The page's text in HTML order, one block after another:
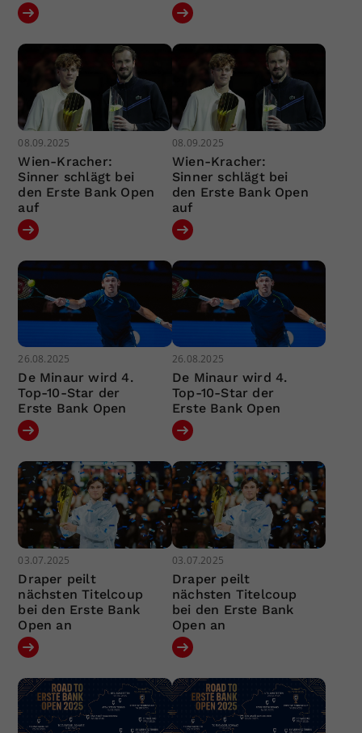
08.09.2025
Wien-Kracher:
Sinner schlägt bei
den Erste Bank Open
auf
08.09.2025
Wien-Kracher:
Sinner schlägt bei
den Erste Bank Open
auf
26.08.2025
De Minaur wird 4.
Top-10-Star der
Erste Bank Open
26.08.2025
De Minaur wird 4.
Top-10-Star der
Erste Bank Open
03.07.2025
Draper peilt
nächsten Titelcoup
bei den Erste Bank
Open an
03.07.2025
Draper peilt
nächsten Titelcoup
bei den Erste Bank
Open an